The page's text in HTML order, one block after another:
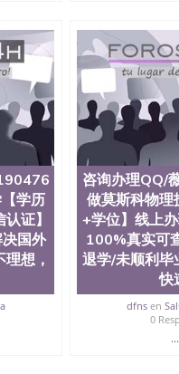
学学院、人文学院、护理
，且继续攀升中。纽约大
财务、教育、建筑工程、
农业、环境污染控制、历
程、土木工程、数学、化
学、人工智能、商科、金
业证成绩单等相关材料； 3
去留服递交材料； 5、等待
海外大学及学院的毕业证
烫金烫银，LOGO烫金烫
本文凭对照。质量得到了
时掌握各大院校的（毕业
版本更新信息， 能够在时
收集到原版实物，以求达
过品质和效率不断优化，
办理毕业证成绩单、
学历
证】
国外
想，
咨询办理QQ/
做莫斯科物理
+学位】线上办
100%真实可
退学/未顺利毕
快
dfns en
0
...